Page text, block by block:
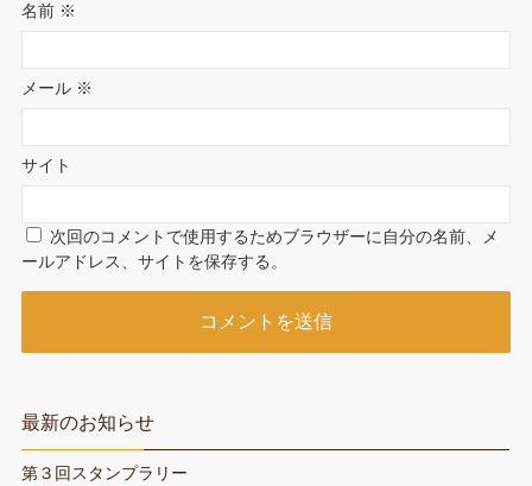
名前 ※
メール ※
サイト
次回のコメントで使用するためブラウザーに自分の名前、メ
ールアドレス、サイトを保存する。
最新のお知らせ
第３回スタンプラリー